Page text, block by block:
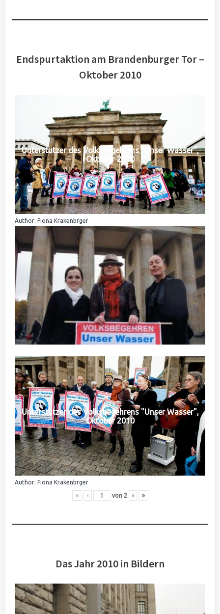
Endspurtaktion am Brandenburger Tor –
Oktober 2010
Unterstützer des Volksbegehrens "Unser Wasser",
Oktober 2010
Author: Fiona Krakenbrger
Unterstützer des Volksbegehrens "Unser Wasser",
Oktober 2010
Author: Fiona Krakenbrger
« ‹ von 2 › »
Das Jahr 2010 in Bildern